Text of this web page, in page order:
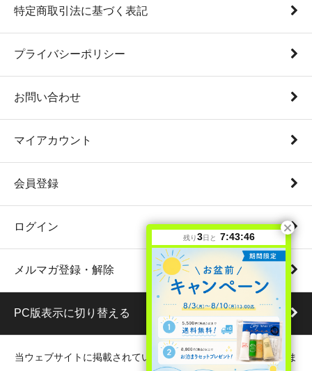
特定商取引法に基づく表記
プライバシーポリシー
お問い合わせ
マイアカウント
会員登録
ログイン
メルマガ登録・解除
PC版表示に切り替える
当ウェブサイトに掲載されている写真・文章の無断転載を禁じま
残り3日と 7:43:46